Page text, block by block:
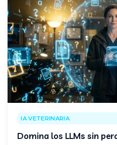
IA VETERINARIA
Domina los LLMs sin